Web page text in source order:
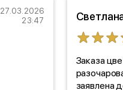
27.03.2026
23:47
Заказа
заявлена